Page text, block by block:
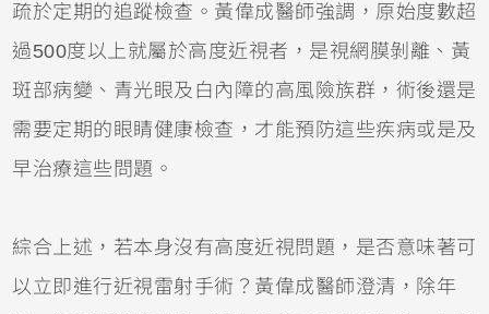
疏於定期的追蹤檢查。黃偉成醫師強調，原始度數超
過500度以上就屬於高度近視者，是視網膜剝離、黃
斑部病變、青光眼及白內障的高風險族群，術後還是
需要定期的眼睛健康檢查，才能預防這些疾病或是及
早治療這些問題。
綜合上述，若本身沒有高度近視問題，是否意味著可
以立即進行近視雷射手術？黃偉成醫師澄清，除年